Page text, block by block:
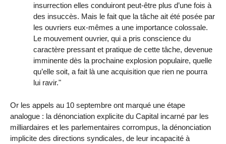
insurrection elles conduiront peut-être plus d’une fois à
des insuccès. Mais le fait que la tâche ait été posée par
les ouvriers eux-mêmes a une importance colossale.
Le mouvement ouvrier, qui a pris conscience du
caractère pressant et pratique de cette tâche, devenue
imminente dès la prochaine explosion populaire, quelle
qu’elle soit, a fait là une acquisition que rien ne pourra
lui ravir."
Or les appels au 10 septembre ont marqué une étape
analogue : la dénonciation explicite du Capital incarné par les
milliardaires et les parlementaires corrompus, la dénonciation
implicite des directions syndicales, de leur incapacité à